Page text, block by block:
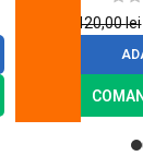
420,00lei